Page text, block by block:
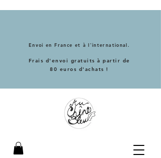
Envoi en France et à l'international.
Frais d'envoi gratuits à partir de
80 euros d'achats !